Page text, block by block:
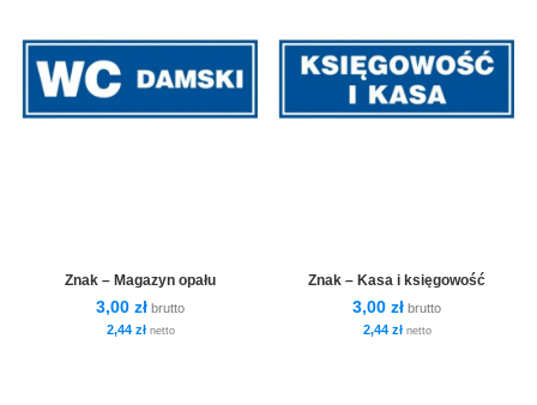
Znak – Magazyn opału
3,00 zł brutto
2,44 złnetto
Znak – Kasa i księgowość
3,00 zł brutto
2,44 złnetto